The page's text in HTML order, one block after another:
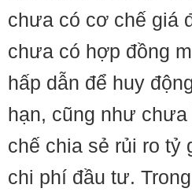
chưa có cơ chế giá
chưa có hợp đồng
hấp dẫn để huy
hạn, cũng như
chế chia sẻ rủi ro tỷ
chi phí đầu tư.